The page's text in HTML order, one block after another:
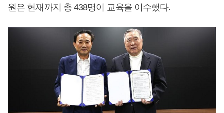
원은 현재까지 총 438명이 교육을 이수했다.